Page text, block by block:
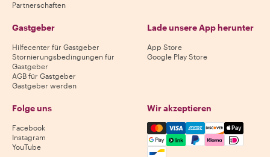
Partnerschaften
Gastgeber
Hilfecenter für Gastgeber
Stornierungsbedingungen für
Gastgeber
AGB für Gastgeber
Gastgeber werden
Lade unsere App herunter
App Store
Google Play Store
Folge uns
Facebook
Instagram
YouTube
Wir akzeptieren
Mastercard, Visa, Amex,